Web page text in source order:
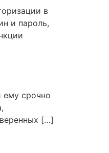
в
и пароль,
ему срочно
[…]